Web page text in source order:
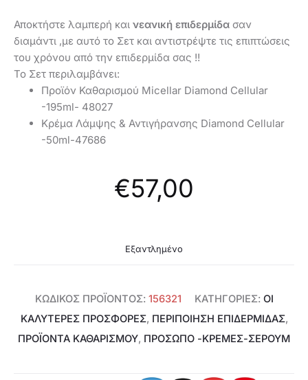
Αποκτήστε λαμπερή και νεανική επιδερμίδα σαν
διαμάντι ,με αυτό το Σετ και αντιστρέψτε τις επιπτώσεις
του χρόνου από την επιδερμίδα σας !!
Το Σετ περιλαμβάνει:
Προϊόν Καθαρισμού Micellar Diamond Cellular
-195ml- 48027
Κρέμα Λάμψης & Αντιγήρανσης Diamond Cellular
-50ml-47686
€57,00
Εξαντλημένο
ΚΩΔΙΚΌΣ ΠΡΟΪΌΝΤΟΣ: 156321 ΚΑΤΗΓΟΡΊΕΣ: ΟΙ
ΚΑΛΥΤΕΡΕΣ ΠΡΟΣΦΟΡΕΣ, ΠΕΡΙΠΟΙΗΣΗ ΕΠΙΔΕΡΜΙΔΑΣ,
ΠΡΟΪΌΝΤΑ ΚΑΘΑΡΙΣΜΟΎ, ΠΡΌΣΩΠΟ -ΚΡΈΜΕΣ-ΣΈΡΟΥΜ